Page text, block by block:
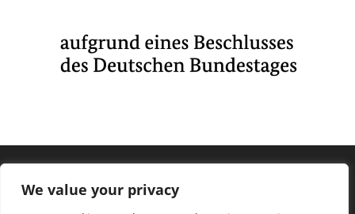
We value your privacy